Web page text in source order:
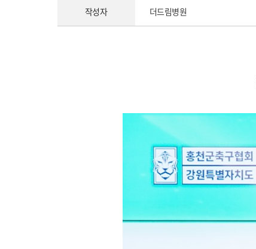
작성자 더드림병원